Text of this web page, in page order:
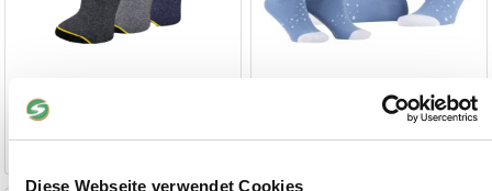
Diese Webseite verwendet Cookies
1-2 Werktage 1-2 Werktage